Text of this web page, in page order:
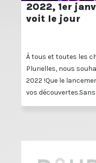
2022, 1er
voit le jour
À tous et toutes les
Plurielles, nous
2022 !Que le
vos